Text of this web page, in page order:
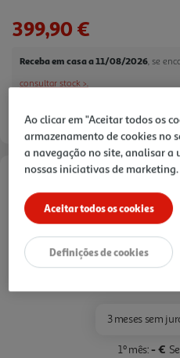
399,90 €
Receba em casa a 11/08/2026 , se
consultar stock >.
3 meses sem
1º mês:- €
Ao clicar em "Aceitar todos os
armazenamento de cookies no
a navegação no site, analisar a
nossas iniciativas de marketing.
Aceitar todos os cookies
Definições de cookies